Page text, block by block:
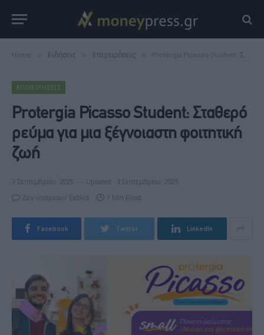
Home Ειδήσεις Επιχειρήσεις Protergia Picasso Student: Σταθερό ρεύμα για μια ξέγνοιαστη φοιτητική ζωή
ΕΠΙΧΕΙΡΉΣΕΙΣ
Protergia Picasso Student: Σταθερό
ρεύμα για μια ξέγνοιαστη φοιτητική
ζωή
3 Σεπτεμβρίου, 2025 Updated: 3 Σεπτεμβρίου, 2025
Δεν υπάρχουν Σχόλια 1 Min Read
Facebook Twitter LinkedIn